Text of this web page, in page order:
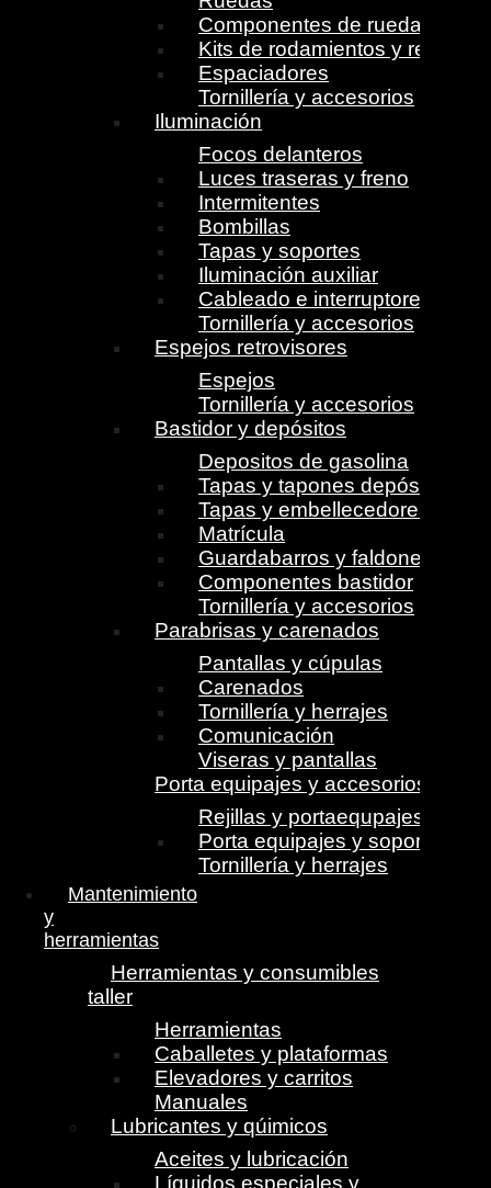
Componentes de ruedas
Kits de rodamientos y retenes
Espaciadores
Tornillería y accesorios
Iluminación
Focos delanteros
Luces traseras y freno
Intermitentes
Bombillas
Tapas y soportes
Iluminación auxiliar
Cableado e interruptores
Tornillería y accesorios
Espejos retrovisores
Espejos
Tornillería y accesorios
Bastidor y depósitos
Depositos de gasolina
Tapas y tapones depósito
Tapas y embellecedores
Matrícula
Guardabarros y faldones
Componentes bastidor
Tornillería y accesorios
Parabrisas y carenados
Pantallas y cúpulas
Carenados
Tornillería y herrajes
Comunicación
Viseras y pantallas
Porta equipajes y accesorios
Rejillas y portaequpajes
Porta equipajes y soportes
Tornillería y herrajes
Mantenimiento
y
herramientas
Herramientas y consumibles
taller
Herramientas
Caballetes y plataformas
Elevadores y carritos
Manuales
Lubricantes y qúimicos
Aceites y lubricación
Líquidos especiales y